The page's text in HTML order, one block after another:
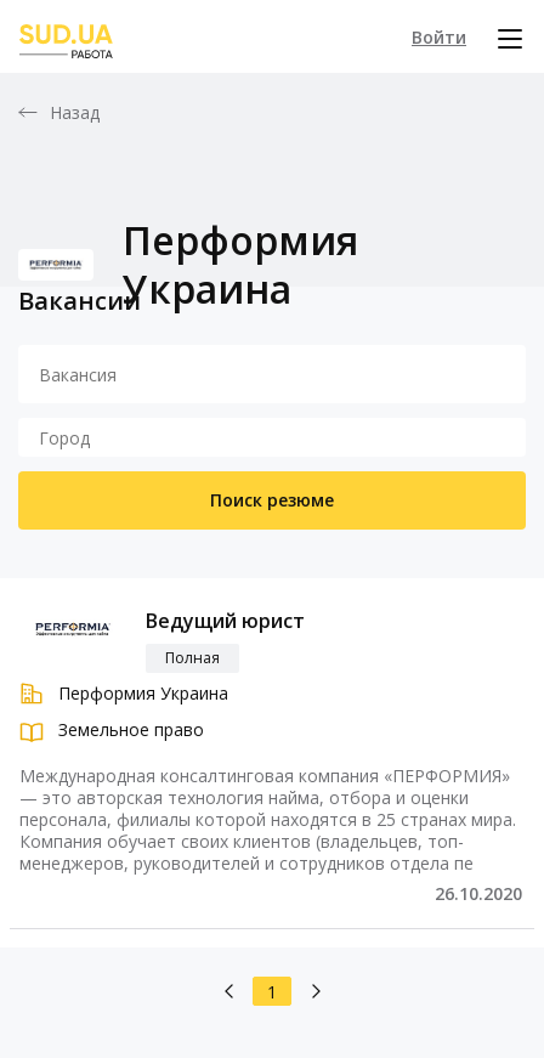
Войти
Назад
Перформия
Украина
Вакансии
Поиск резюме
Ведущий юрист
Полная
Перформия Украина
Земельное право
Международная консалтинговая компания «ПЕРФОРМИЯ»
— это авторская технология найма, отбора и оценки
персонала, филиалы которой находятся в 25 странах мира.
Компания обучает своих клиентов (владельцев, топ-
менеджеров, руководителей и сотрудников отдела пе
26.10.2020
1